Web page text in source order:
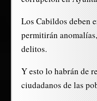
Los Cabildos deben
permitirán
delitos.
Y esto lo habrán de
ciudadanos de las